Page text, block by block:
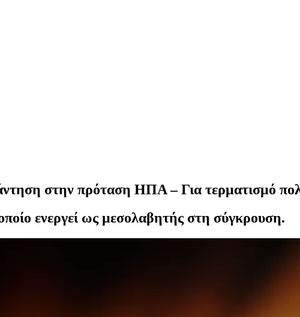
στην πρόταση ΗΠΑ – Για τερματισμό
ενεργεί ως μεσολαβητής στη σύγκρουση.